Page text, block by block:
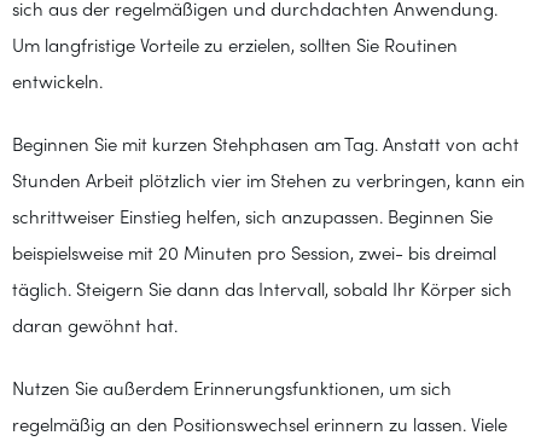
sich aus der regelmäßigen und durchdachten Anwendung.
Um langfristige Vorteile zu erzielen, sollten Sie Routinen
entwickeln.
Beginnen Sie mit kurzen Stehphasen am Tag. Anstatt von acht
Stunden Arbeit plötzlich vier im Stehen zu verbringen, kann ein
schrittweiser Einstieg helfen, sich anzupassen. Beginnen Sie
beispielsweise mit 20 Minuten pro Session, zwei- bis dreimal
täglich. Steigern Sie dann das Intervall, sobald Ihr Körper sich
daran gewöhnt hat.
Nutzen Sie außerdem Erinnerungsfunktionen, um sich
regelmäßig an den Positionswechsel erinnern zu lassen. Viele